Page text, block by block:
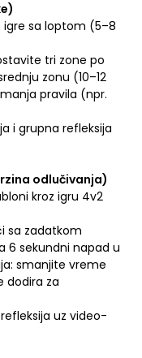
igre sa loptom (5–8
tri zone po
zonu (10–12
pravila (npr.
i grupna refleksija
odlučivanja)
kroz igru 4v2
sa zadatkom
6 sekundni napad u
smanjite vreme
dodira za
uz video-